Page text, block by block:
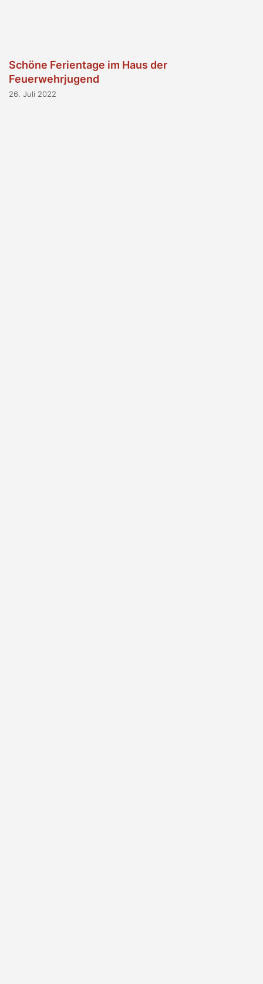
Schöne Ferientage im Haus der
Feuerwehrjugend
26. Juli 2022